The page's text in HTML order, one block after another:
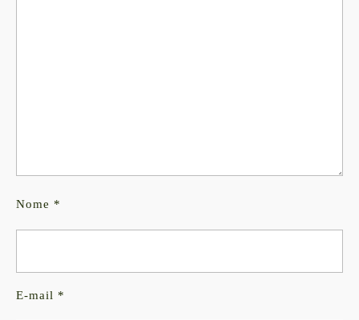
Nome *
E-mail *